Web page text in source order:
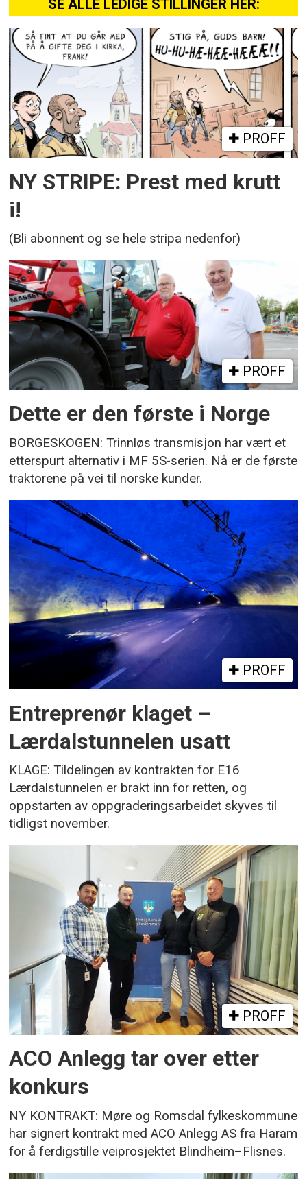
SE ALLE LEDIGE STILLINGER HER:
PROFF
NY STRIPE: Prest med krutt
i!
(Bli abonnent og se hele stripa nedenfor)
PROFF
Dette er den første i Norge
BORGESKOGEN: Trinnløs transmisjon har vært et
etterspurt alternativ i MF 5S-serien. Nå er de første
traktorene på vei til norske kunder.
PROFF
Entreprenør klaget –
Lærdalstunnelen usatt
KLAGE: Tildelingen av kontrakten for E16
Lærdalstunnelen er brakt inn for retten, og
oppstarten av oppgraderingsarbeidet skyves til
tidligst november.
PROFF
ACO Anlegg tar over etter
konkurs
NY KONTRAKT: Møre og Romsdal fylkeskommune
har signert kontrakt med ACO Anlegg AS fra Haram
for å ferdigstille veiprosjektet Blindheim–Flisnes.